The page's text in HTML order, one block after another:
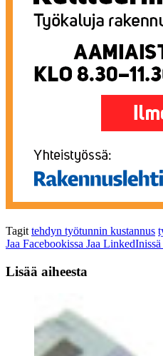
Tagit tehdyn työtunnin kustannus
Jaa Facebookissa Jaa LinkedInissä
Lisää aiheesta